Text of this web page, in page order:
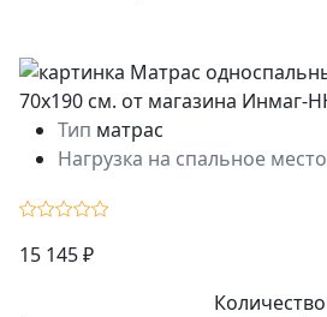
Тип матрас
Нагрузка на спальное место
15 145 ₽
Количество